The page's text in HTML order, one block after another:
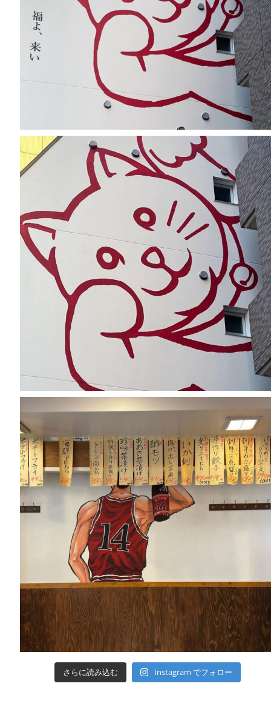
さらに読み込む Instagram でフォロー